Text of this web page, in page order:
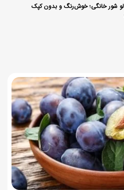
شور خانگی؛ خوش‌رنگ و بدون کپک
با شیره انگور؛ صبحانه‌ای سالم و انرژی‌بخش
(پیچ ملبا)؛ دسر کلاسیک هلو و بستنی
بحرینی؛ دسر سنتی خاورمیانه‌ای